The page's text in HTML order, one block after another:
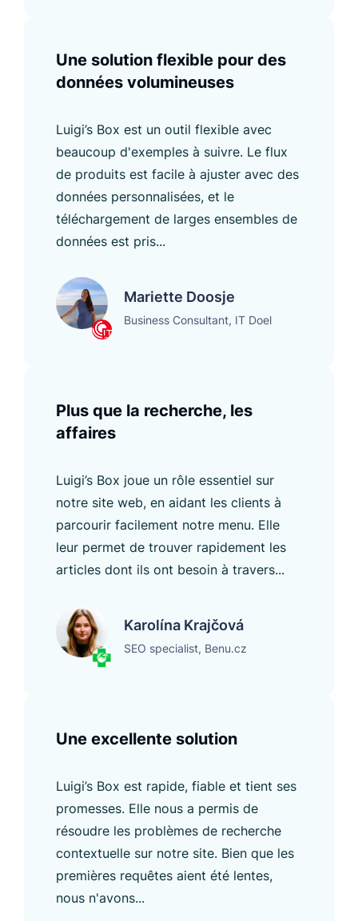
Une solution flexible pour des
données volumineuses
Luigi’s Box est un outil flexible avec
beaucoup d'exemples à suivre. Le flux
de produits est facile à ajuster avec des
données personnalisées, et le
téléchargement de larges ensembles de
données est pris...
Mariette Doosje
Business Consultant, IT Doel
Plus que la recherche, les
affaires
Luigi’s Box joue un rôle essentiel sur
notre site web, en aidant les clients à
parcourir facilement notre menu. Elle
leur permet de trouver rapidement les
articles dont ils ont besoin à travers...
Karolína Krajčová
SEO specialist, Benu.cz
Une excellente solution
Luigi’s Box est rapide, fiable et tient ses
promesses. Elle nous a permis de
résoudre les problèmes de recherche
contextuelle sur notre site. Bien que les
premières requêtes aient été lentes,
nous n'avons...